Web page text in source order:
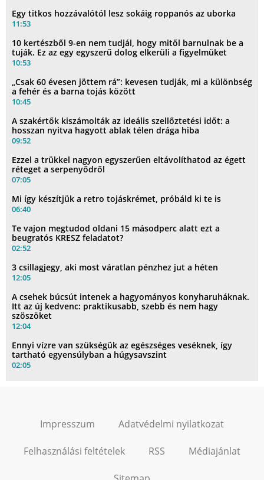
Egy titkos hozzávalótól lesz sokáig roppanós az uborka
11:53
10 kertészből 9-en nem tudjál, hogy mitől barnulnak be a
tuják. Ez az egy egyszerű dolog elkerüli a figyelmüket
10:53
„Csak 60 évesen jöttem rá”: kevesen tudják, mi a különbség
a fehér és a barna tojás között
10:45
A szakértők kiszámolták az ideális szellőztetési időt: a
hosszan nyitva hagyott ablak télen drága hiba
09:52
Ezzel a trükkel nagyon egyszerűen eltávolíthatod az égett
réteget a serpenyődről
07:05
Mi így készítjük a retro tojáskrémet, próbáld ki te is
06:40
Te vajon megtudod oldani 15 másodperc alatt ezt a
beugratós KRESZ feladatot?
02:52
3 csillagjegy, aki most váratlan pénzhez jut a héten
12:05
A csehek búcsút intenek a hagyományos konyharuháknak.
Itt az új kedvenc: praktikusabb, szebb és nem hagy
szöszöket
12:04
Ennyi vízre van szükségük az egészséges veséknek, így
tartható egyensúlyban a húgysavszint
02:05
Impresszum Adatvédelmi nyilatkozat
Felhasználási feltételek RSS Médiajánlat